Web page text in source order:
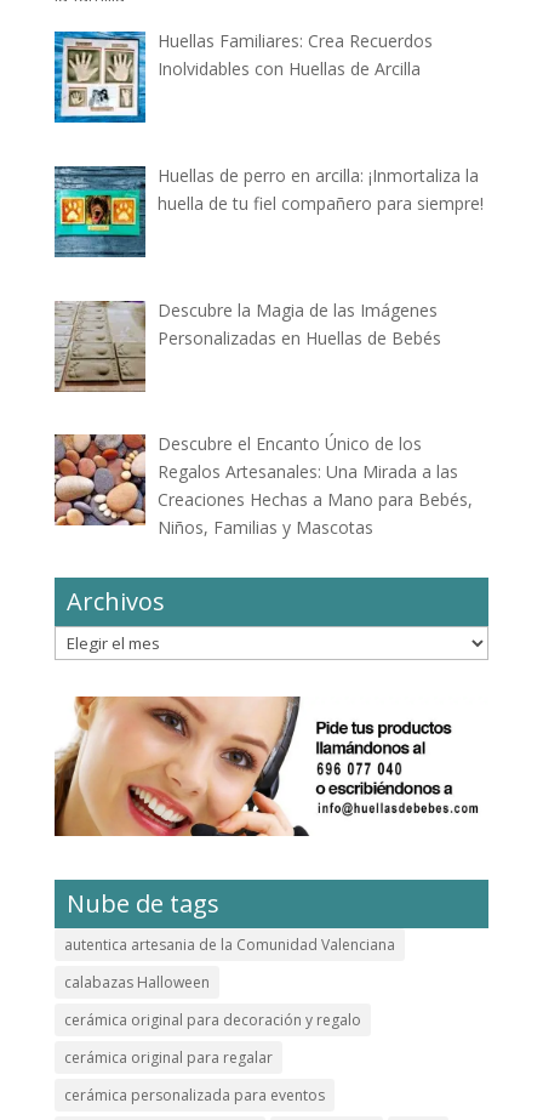
Huellas Familiares: Crea Recuerdos
Inolvidables con Huellas de Arcilla
Huellas de perro en arcilla: ¡Inmortaliza la
huella de tu fiel compañero para siempre!
Descubre la Magia de las Imágenes
Personalizadas en Huellas de Bebés
Descubre el Encanto Único de los
Regalos Artesanales: Una Mirada a las
Creaciones Hechas a Mano para Bebés,
Niños, Familias y Mascotas
Archivos
Archivos
Nube de tags
autentica artesania de la Comunidad Valenciana
calabazas Halloween
cerámica original para decoración y regalo
cerámica original para regalar
cerámica personalizada para eventos